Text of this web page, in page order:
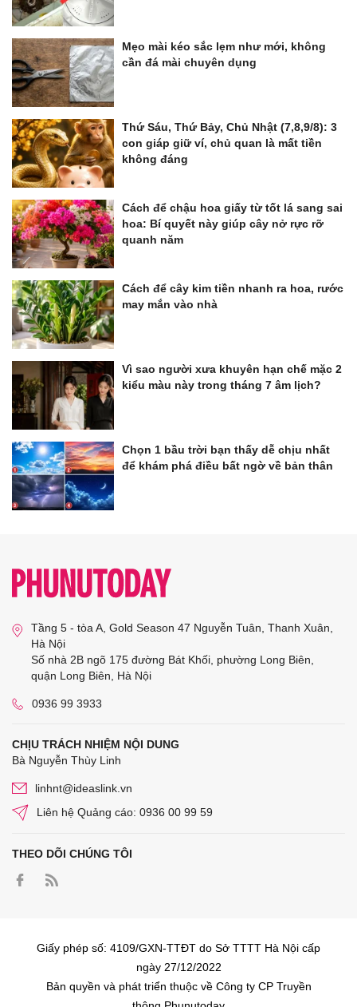
Mẹo mài kéo sắc lẹm như mới, không
cần đá mài chuyên dụng
Thứ Sáu, Thứ Bảy, Chủ Nhật (7,8,9/8): 3
con giáp giữ ví, chủ quan là mất tiền
không đáng
Cách để chậu hoa giấy từ tốt lá sang sai
hoa: Bí quyết này giúp cây nở rực rỡ
quanh năm
Cách để cây kim tiền nhanh ra hoa, rước
may mắn vào nhà
Vì sao người xưa khuyên hạn chế mặc 2
kiểu màu này trong tháng 7 âm lịch?
Chọn 1 bầu trời bạn thấy dễ chịu nhất
để khám phá điều bất ngờ về bản thân
Tầng 5 - tòa A, Gold Season 47 Nguyễn Tuân, Thanh Xuân,
Hà Nội
Số nhà 2B ngõ 175 đường Bát Khối, phường Long Biên,
quận Long Biên, Hà Nội
0936 99 3933
CHỊU TRÁCH NHIỆM NỘI DUNG
Bà Nguyễn Thùy Linh
linhnt@ideaslink.vn
Liên hệ Quảng cáo: 0936 00 99 59
THEO DÕI CHÚNG TÔI
Giấy phép số: 4109/GXN-TTĐT do Sở TTTT Hà Nội cấp
ngày 27/12/2022
Bản quyền và phát triển thuộc về Công ty CP Truyền